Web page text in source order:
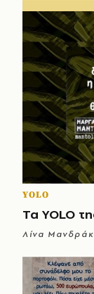
YOLO
Τα YOLO
Λίνα